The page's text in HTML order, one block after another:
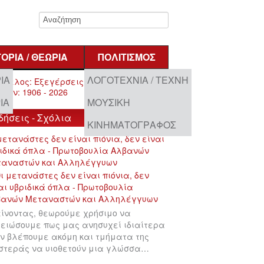
/ ΘΕΩΡΊΑ
ΠΟΛΙΤΙΣΜΌΣ
ΛΟΓΟΤΕΧΝΊΑ / ΤΈΧΝΗ
ΜΟΥΣΙΚΉ
ΚΙΝΗΜΑΤΟΓΡΆΦΟΣ
- Σχόλια
δεν είναι πιόνια, δεν είναι
όπλα - Πρωτοβουλία Αλβανών
και Αλληλέγγυων
θεωρούμε χρήσιμο να
πως μας ανησυχεί ιδιαίτερα
βλέπουμε ακόμη και τμήματα της
να υιοθετούν μια γλώσσα…